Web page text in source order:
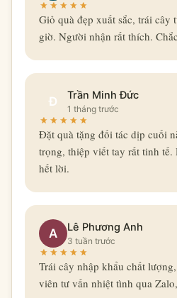
Giỏ quà đẹp xuất sắc, trái cây
giờ. Người nhận rất thích.
Đ Trần Minh Đức
1 tháng trước
Đặt quà tặng đối tác dịp cuối
trọng, thiệp viết tay rất tinh tế.
hết lời.
A Lê Phương Anh
3 tuần trước
Trái cây nhập khẩu chất
viên tư vấn nhiệt tình qua